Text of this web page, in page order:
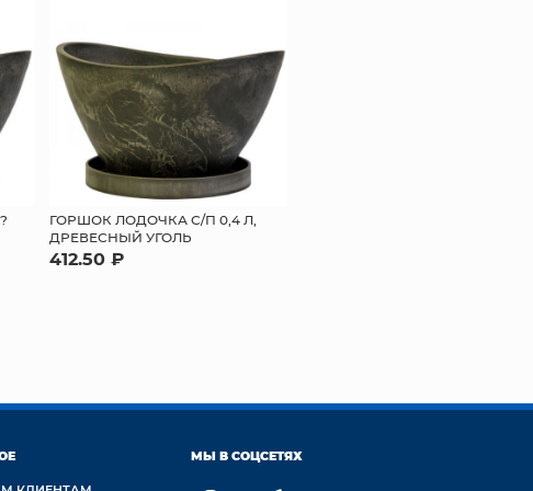
ГОРШОК ЛОДОЧКА С/П 0,4 Л,
ДРЕВЕСНЫЙ УГОЛЬ
412.50 ₽
МЫ В СОЦСЕТЯХ